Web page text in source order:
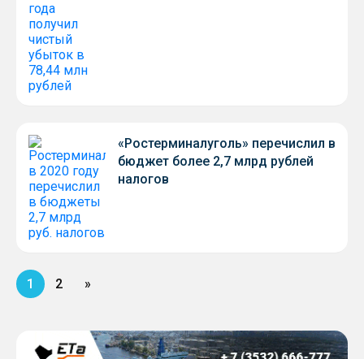
«Ростерминалуголь» перечислил в
бюджет более 2,7 млрд рублей
налогов
1 2 »